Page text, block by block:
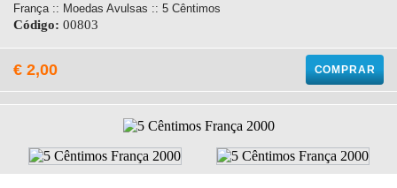
França :: Moedas Avulsas :: 5 Cêntimos
Código: 00803
€ 2,00 COMPRAR